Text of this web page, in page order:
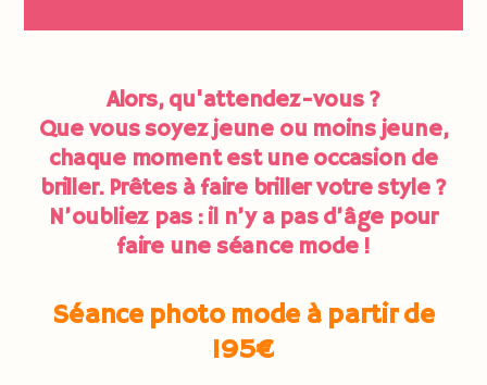
Alors, qu'attendez-vous ?
Que vous soyez jeune ou moins jeune,
chaque moment est une occasion de
briller. Prêtes à faire briller votre style ?
N’oubliez pas : il n’y a pas d’âge pour
faire une séance mode !
Séance photo mode à partir de
195€